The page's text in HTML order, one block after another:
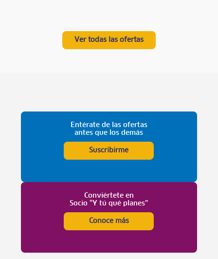
Ver todas las ofertas
Entérate de las ofertas
antes que los demás
Suscribirme
Conviértete en
Socio “Y tú qué planes”
Conoce más